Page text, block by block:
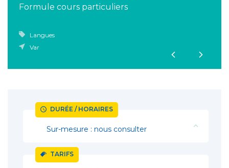
Formule cours particuliers
Langues
Var
DURÉE / HORAIRES
Sur-mesure : nous consulter
TARIFS